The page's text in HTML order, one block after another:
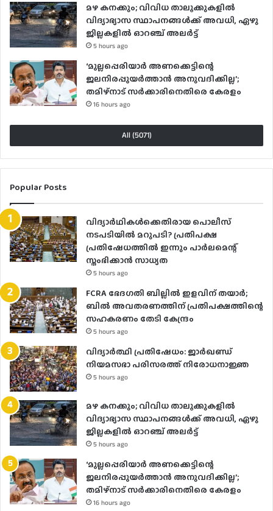
മഴ കനക്കും; വിവിധ താലൂക്കുകളില്‍
വിദ്യാഭ്യാസ സ്ഥാപനങ്ങള്‍ക്ക് അവധി, ഏഴു
ജില്ലകളില്‍ ഓറഞ്ച് അലർ‌ട്ട്
5 hours ago
‘മുല്ലപ്പെരിയാർ അണക്കെട്ടിന്റെ
ജലനിരപ്പുയർത്താൻ അനുവദിക്കില്ല’;
തമിഴ്‌നാട് സർക്കാരിനെതിരെ കേരളം
16 hours ago
All (5071)
Popular Posts
വിദ്യാര്‍ഥികള്‍ക്കെതിരായ പൊലീസ്
നടപടിയില്‍ മറുപടി? പ്രതിപക്ഷ
പ്രതിഷേധത്തില്‍ ഇന്നും പാര്‍ലമെന്റ്
സ്തംഭിക്കാന്‍ സാധ്യത
5 hours ago
FCRA ഭേദഗതി ബില്ലിൽ ഇളവിന് തയാർ;
ബിൽ അവതരണത്തിന് പ്രതിപക്ഷത്തിന്റെ
സഹകരണം തേടി കേന്ദ്രം
5 hours ago
വിദ്യാർത്ഥി പ്രതിഷേധം: ജാർഖണ്ഡ്
നിയമസഭാ പരിസരത്ത് നിരോധനാജ്ഞ
5 hours ago
മഴ കനക്കും; വിവിധ താലൂക്കുകളില്‍
വിദ്യാഭ്യാസ സ്ഥാപനങ്ങള്‍ക്ക് അവധി, ഏഴു
ജില്ലകളില്‍ ഓറഞ്ച് അലർ‌ട്ട്
5 hours ago
‘മുല്ലപ്പെരിയാർ അണക്കെട്ടിന്റെ
ജലനിരപ്പുയർത്താൻ അനുവദിക്കില്ല’;
തമിഴ്‌നാട് സർക്കാരിനെതിരെ കേരളം
16 hours ago